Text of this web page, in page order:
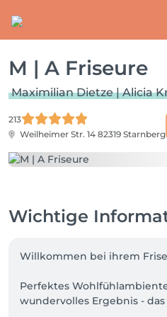
M | A Friseure
Maximilian Dietze | Alicia
213
Weilheimer Str. 14 82319 Starnberg
Wichtige
Willkommen bei ihrem
Perfektes
wundervolles Ergebnis -